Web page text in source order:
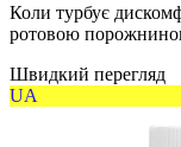
Коли турбує
ротовою
Швидкий перегляд
UA